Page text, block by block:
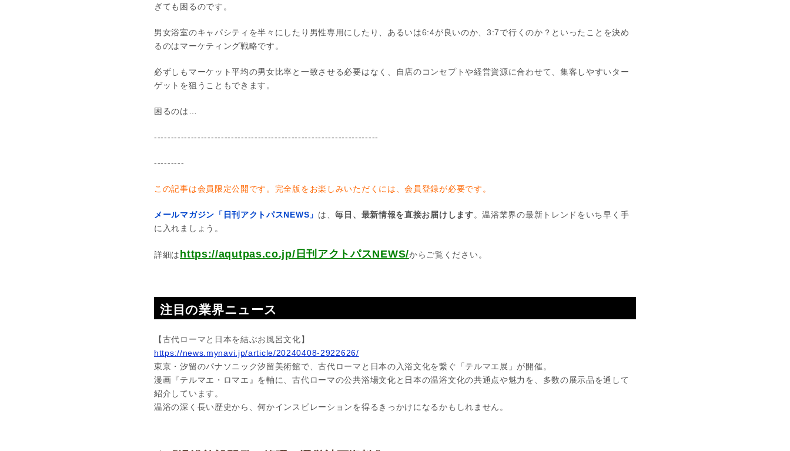
ぎても困るのです。
男女浴室のキャパシティを半々にしたり男性専用にしたり、あるいは6:4が良いのか、3:7で行くのか？といったことを決め
るのはマーケティング戦略です。
必ずしもマーケット平均の男女比率と一致させる必要はなく、自店のコンセプトや経営資源に合わせて、集客しやすいター
ゲットを狙うこともできます。
困るのは…
-------------------------------------------------------------------
---------
この記事は会員限定公開です。完全版をお楽しみいただくには、会員登録が必要です。
メールマガジン「日刊アクトパスNEWS」 は、毎日、最新情報を直接お届けします。温浴業界の最新トレンドをいち早く手
に入れましょう。
詳細は https://aqutpas.co.jp/日刊アクトパスNEWS/からご覧ください。
注目の業界ニュース
【古代ローマと日本を結ぶお風呂文化】
https://news.mynavi.jp/article/20240408-2922626/
東京・汐留のパナソニック汐留美術館で、古代ローマと日本の入浴文化を繋ぐ「テルマエ展」が開催。
漫画『テルマエ・ロマエ』を軸に、古代ローマの公共浴場文化と日本の温浴文化の共通点や魅力を、多数の展示品を通して
紹介しています。
温浴の深く長い歴史から、何かインスピレーションを得るきっかけになるかもしれません。